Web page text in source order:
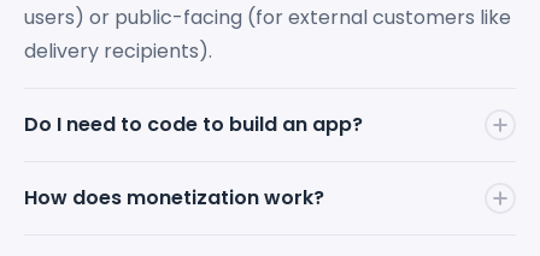
users) or public-facing (for external customers like
delivery recipients).
Do I need to code to build an app?
the Mapsly AI Bot — it handles the building,
How does monetization work?